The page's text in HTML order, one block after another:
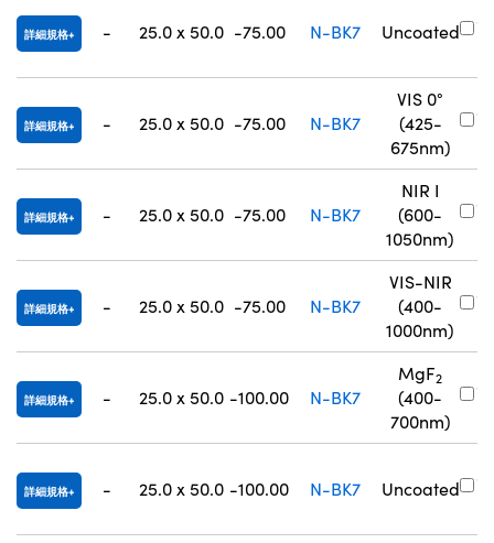
詳細規格 - 25.0 x 50.0 -75.00 N-BK7 Uncoated
詳細規格 - 25.0 x 50.0 -75.00 N-BK7
VIS 0°
(425-
675nm)
詳細規格 - 25.0 x 50.0 -75.00 N-BK7
NIR I
(600-
1050nm)
詳細規格 - 25.0 x 50.0 -75.00 N-BK7
VIS-NIR
(400-
1000nm)
詳細規格 - 25.0 x 50.0 -100.00 N-BK7
MgF2
(400-
700nm)
詳細規格 - 25.0 x 50.0 -100.00 N-BK7 Uncoated